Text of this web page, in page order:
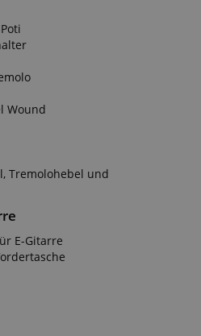
Wound
Tremolohebel und
E-Gitarre